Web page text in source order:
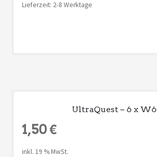
Lieferzeit: 2-8 Werktage
UltraQuest – 6 x W6
1,50€
inkl. 19 % MwSt.